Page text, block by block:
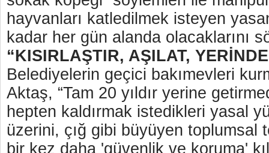
hayvanları katledilmek isteyen
kadar her gün alanda olacaklarını
“KISIRLAŞTIR, AŞILAT,
Belediyelerin geçici bakımevleri
Aktaş, “Tam 20 yıldır yerine
hepten kaldırmak istedikleri yasal
üzerini, çığ gibi büyüyen toplumsal
bir kez daha 'güvenlik ve koruma'